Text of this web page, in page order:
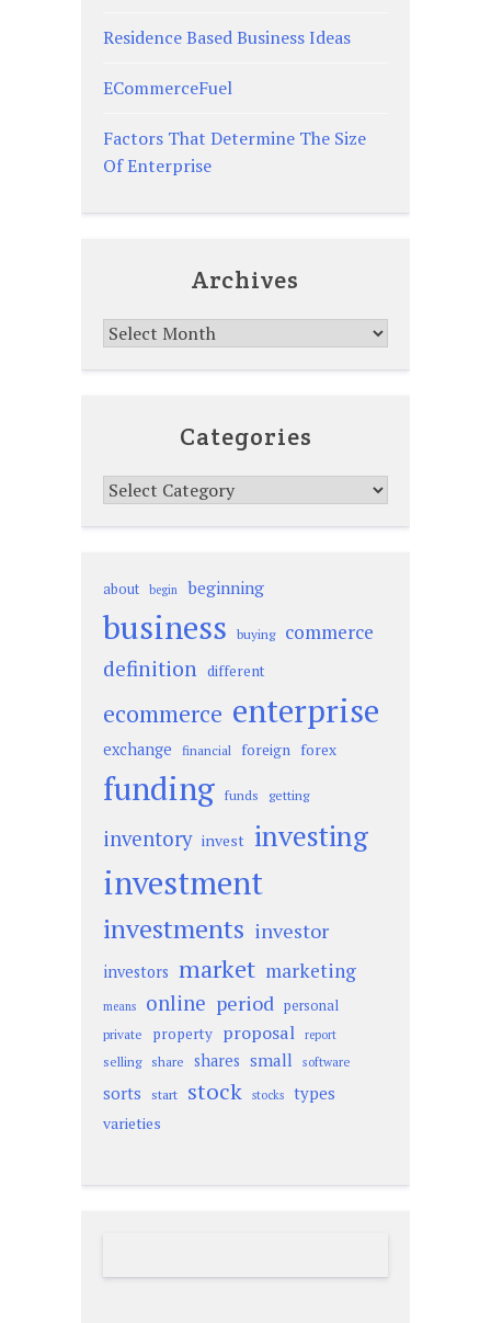
Residence Based Business Ideas
ECommerceFuel
Factors That Determine The Size
Of Enterprise
Archives
Archives
Categories
Categories
about begin beginning
business buying commerce
definition different
ecommerce enterprise
exchange financial foreign forex
funding funds getting
inventory invest investing
investment
investments investor
investors market marketing
means online period personal
private property proposal report
selling share shares small software
sorts start stock stocks types
varieties